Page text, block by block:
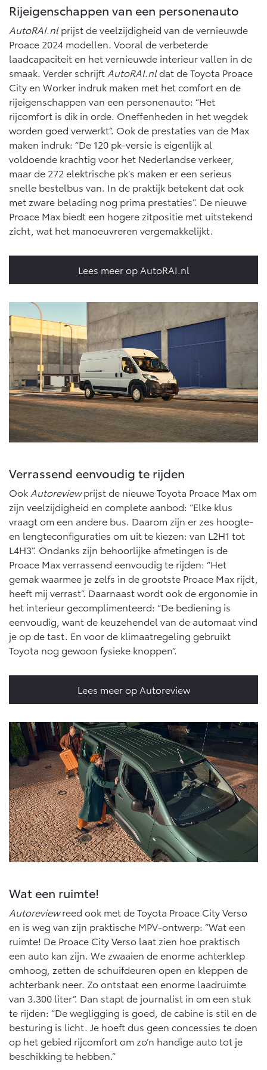
Proace (excl. BTW)
OOK ALS BATTERIJ-
ELEKTRISCH
Vanaf € 37.500,-
Proace Verso
BATTERIJ-ELEKTRISCH
Vanaf € 55.950,-
OOK ALS BATTERIJ-
ELEKTRISCH
Vanaf € 46.301,-
OOK ALS BATTERIJ-
ELEKTRISCH
Vanaf € 56.570,-
Land Cruiser (excl. BTW)
Vanaf € 89.986,-
Rijeigenschappen van een personenauto
AutoRAI.nlprijst de veelzijdigheid van de vernieuwde
Proace 2024 modellen. Vooral de verbeterde
laadcapaciteit en het vernieuwde interieur vallen in de
smaak. Verder schrijft AutoRAI.nldat de Toyota Proace
City en Worker indruk maken met het comfort en de
rijeigenschappen van een personenauto: “Het
rijcomfort is dik in orde. Oneffenheden in het wegdek
worden goed verwerkt”. Ook de prestaties van de Max
maken indruk: “De 120 pk-versie is eigenlijk al
voldoende krachtig voor het Nederlandse verkeer,
maar de 272 elektrische pk’s maken er een serieus
snelle bestelbus van. In de praktijk betekent dat ook
met zware belading nog prima prestaties”. De nieuwe
Proace Max biedt een hogere zitpositie met uitstekend
zicht, wat het manoeuvreren vergemakkelijkt.
Lees meer op AutoRAI.nl
Verrassend eenvoudig te rijden
Ook Autoreviewprijst de nieuwe Toyota Proace Max om
zijn veelzijdigheid en complete aanbod: “Elke klus
vraagt om een andere bus. Daarom zijn er zes hoogte-
en lengteconfiguraties om uit te kiezen: van L2H1 tot
L4H3”. Ondanks zijn behoorlijke afmetingen is de
Proace Max verrassend eenvoudig te rijden: “Het
gemak waarmee je zelfs in de grootste Proace Max rijdt,
heeft mij verrast”. Daarnaast wordt ook de ergonomie in
het interieur gecomplimenteerd: “De bediening is
eenvoudig, want de keuzehendel van de automaat vind
je op de tast. En voor de klimaatregeling gebruikt
Toyota nog gewoon fysieke knoppen”.
Lees meer op Autoreview
Wat een ruimte!
Autoreviewreed ook met de Toyota Proace City Verso
en is weg van zijn praktische MPV-ontwerp: ”Wat een
ruimte! De Proace City Verso laat zien hoe praktisch
een auto kan zijn. We zwaaien de enorme achterklep
omhoog, zetten de schuifdeuren open en kleppen de
achterbank neer. Zo ontstaat een enorme laadruimte
van 3.300 liter”. Dan stapt de journalist in om een stuk
te rijden: “De wegligging is goed, de cabine is stil en de
besturing is licht. Je hoeft dus geen concessies te doen
op het gebied rijcomfort om zo’n handige auto tot je
beschikking te hebben.”